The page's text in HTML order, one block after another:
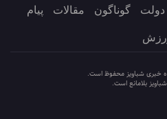
دولت گوناگون مقالات پیام
خبری شباویز محفوظ است.
بلامانع است.